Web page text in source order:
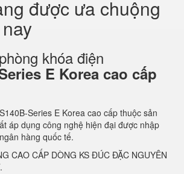
được ưa chuộng
khóa điện
E Korea cao cấp
Series E Korea cao cấp thuộc sản
áp dụng công nghệ hiện đại được nhập
hàng quốc tế.
CAO CẤP DÒNG KS ĐÚC ĐẶC NGUYÊN